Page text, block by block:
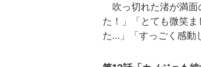
吹っ切れた渚が満面
た！」「とても微笑
た…」「すっごく感動